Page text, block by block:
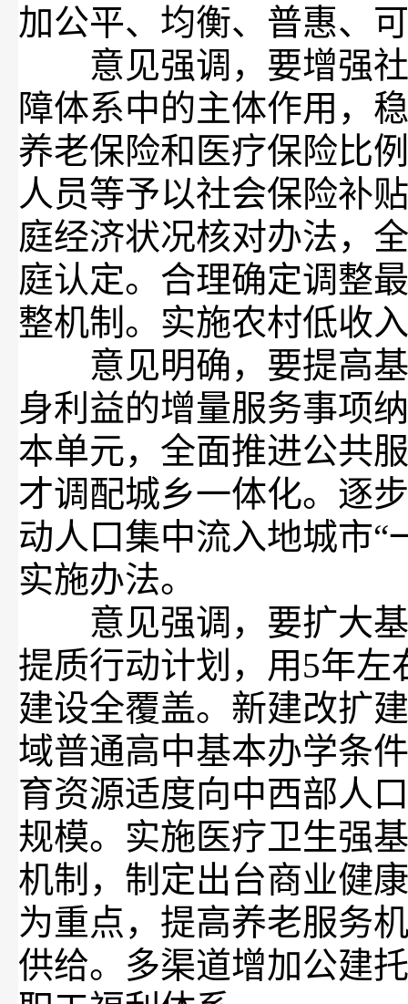
加公平、均衡、普惠、
意见强调，要增强社
障体系中的主体作用，
养老保险和医疗保险比
人员等予以社会保险补
庭经济状况核对办法，
庭认定。合理确定调整
整机制。实施农村低收
意见明确，要提高基
身利益的增量服务事项
本单元，全面推进公共
才调配城乡一体化。逐
动人口集中流入地城市“
实施办法。
意见强调，要扩大基
提质行动计划，用5年
建设全覆盖。新建改扩
域普通高中基本办学条
育资源适度向中西部人
规模。实施医疗卫生强
机制，制定出台商业健
为重点，提高养老服务
供给。多渠道增加公建